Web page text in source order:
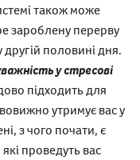
також може
зароблену перерву
другій половині дня.
у стресові
підходить для
утримує вас у
з чого почати, є
проведуть вас